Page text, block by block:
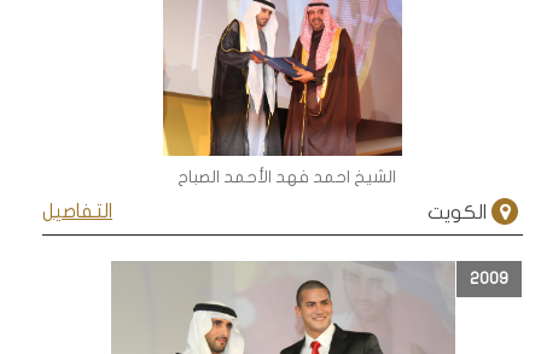
الشيخ احمد فهد الأحمد الصباح
التفاصيل الكويت
2009